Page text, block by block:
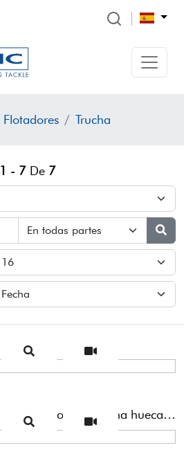
Flotadores Trucha
1 - 7 De 7
Flotador compacto de poliuretano con antena hueca de plástico y pasante interno a través de la antena ...